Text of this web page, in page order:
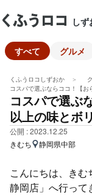
し
すべて グルメ
くふうロコしずおか
コスパで選ぶならココ！【
コスパで選ぶ
以上の味とボ
公開 : 2023.12.25
きむち
静岡県中部
こんにちは、き
静岡店」へ行って